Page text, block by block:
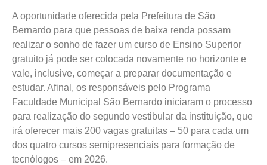
A oportunidade oferecida pela Prefeitura de São
Bernardo para que pessoas de baixa renda possam
realizar o sonho de fazer um curso de Ensino Superior
gratuito já pode ser colocada novamente no horizonte e
vale, inclusive, começar a preparar documentação e
estudar. Afinal, os responsáveis pelo Programa
Faculdade Municipal São Bernardo iniciaram o processo
para realização do segundo vestibular da instituição, que
irá oferecer mais 200 vagas gratuitas – 50 para cada um
dos quatro cursos semipresenciais para formação de
tecnólogos – em 2026.